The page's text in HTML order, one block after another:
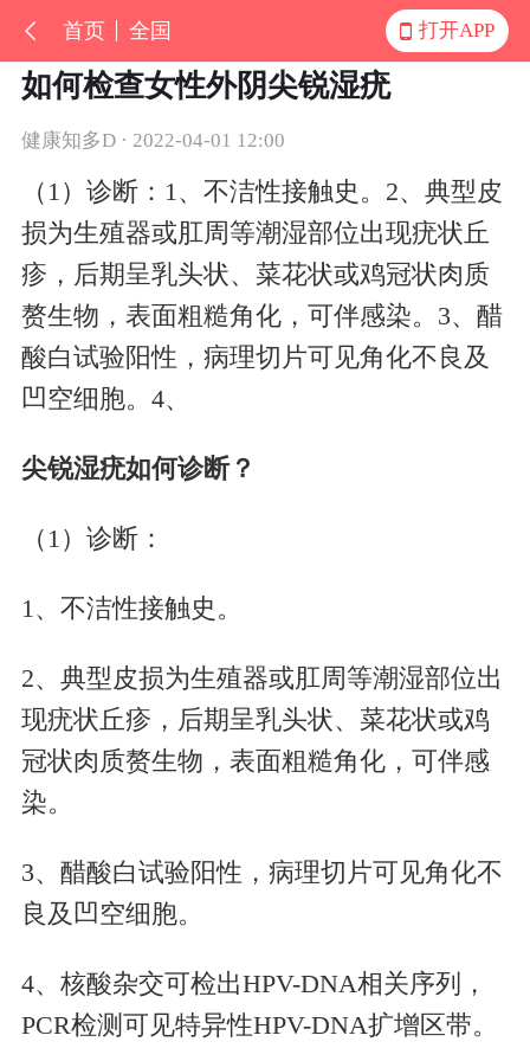
首页 全国 打开APP
如何检查女性外阴尖锐湿疣
健康知多D · 2022-04-01 12:00
（1）诊断：1、不洁性接触史。2、典型皮
损为生殖器或肛周等潮湿部位出现疣状丘
疹，后期呈乳头状、菜花状或鸡冠状肉质
赘生物，表面粗糙角化，可伴感染。3、醋
酸白试验阳性，病理切片可见角化不良及
凹空细胞。4、
尖锐湿疣如何诊断？
（1）诊断：
1、不洁性接触史。
2、典型皮损为生殖器或肛周等潮湿部位出
现疣状丘疹，后期呈乳头状、菜花状或鸡
冠状肉质赘生物，表面粗糙角化，可伴感
染。
3、醋酸白试验阳性，病理切片可见角化不
良及凹空细胞。
4、核酸杂交可检出HPV-DNA相关序列，
PCR检测可见特异性HPV-DNA扩增区带。